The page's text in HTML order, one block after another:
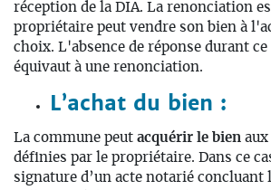
réception de la DIA. La renonciation
propriétaire peut vendre son bien à
choix. L'absence de réponse durant ce
équivaut à une renonciation.
L’achat du bien :
La commune peut acquérir le bien
définies par le propriétaire. Dans ce
signature d’un acte notarié concluant